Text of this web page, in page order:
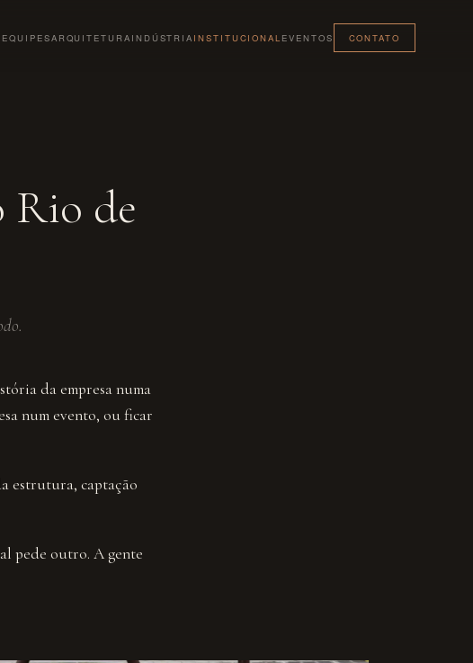
ARQUITETURA INDÚSTRIA INSTITUCIONAL EVENTOS CONTATO
de
da empresa numa
num evento, ou ficar
estrutura, captação
pede outro. A gente